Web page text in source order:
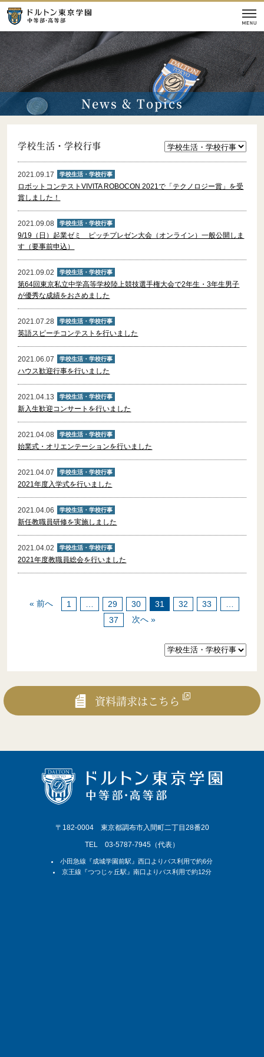
学校紹介
本校の教育
入試情報
校舎 施設
イベント情報
【学校案内】
募集要項
生徒募集要項・出願書類
生徒募集要項・出願書類
【卒業証明書等の発行手続について】
News & Topics
学校生活・学校行事
2021.09.17 学校生活・学校行事
ロボットコンテストVIVITA ROBOCON 2021で「テクノロジー賞」を受
賞しました！
2021.09.08 学校生活・学校行事
9/19（日）起業ゼミ ピッチプレゼン大会（オンライン）一般公開しま
す（要事前申込）
2021.09.02 学校生活・学校行事
第64回東京私立中学高等学校陸上競技選手権大会で2年生・3年生男子
が優秀な成績をおさめました
2021.07.28 学校生活・学校行事
英語スピーチコンテストを行いました
2021.06.07 学校生活・学校行事
ハウス歓迎行事を行いました
2021.04.13 学校生活・学校行事
新入生歓迎コンサートを行いました
2021.04.08 学校生活・学校行事
始業式・オリエンテーションを行いました
2021.04.07 学校生活・学校行事
2021年度入学式を行いました
2021.04.06 学校生活・学校行事
新任教職員研修を実施しました
2021.04.02 学校生活・学校行事
2021年度教職員総会を行いました
« 前へ 1 … 29 30 31 32 33
…
37
次へ »
資料請求はこちら
〒182-0004 東京都調布市入間町二丁目28番20
TEL 03-5787-7945（代表）
小田急線『成城学園前駅』西口よりバス利用で約6分
京王線『つつじヶ丘駅』南口よりバス利用で約12分